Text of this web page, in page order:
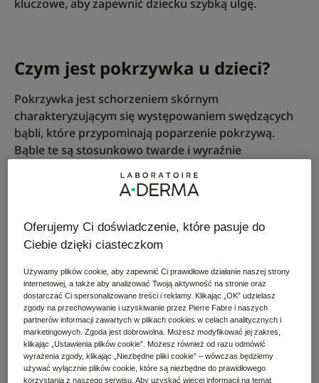
kluczowe, aby zapewnić dziecku szybką ulgę.
Czym jest pokrzywka u dzieci?
Pokrzywka jest schorzeniem skórnym
charakteryzującym się występowaniem swędzących
bąbli, które przypominają poparzenie pokrzywą.
Bąble te są stosunkowo twarde i wyraźnie
zazwyczaj w ciągu 24 godzin. Wielkość bąbli waha się
od kilku milimetrów do kilku centymetrów. Mogą
pojawiać się na różnych częściach ciała. Nazwa
choroby pochodzi właśnie od wyglądu zmian
skórnych, które przypominają poparzenie przez
pokrzywę.
Wyróżnia się dwa główne typy pokrzywki u dzieci:
ostrą oraz przewlekłą. Pokrzywka może występować
w formie ostrej, gdy zmiany skórne pojawiają się i
zanikają w okresie do 6 tygodni, oraz przewlekłej, gdy
objawy utrzymują się dłużej niż 6 tygodni. W
Oferujemy Ci doświadczenie, które pasuje do
Ciebie dzięki ciasteczkom
Używamy plików cookie, aby zapewnić Ci prawidłowe działanie naszej strony
internetowej, a także aby analizować Twoją aktywność na stronie oraz
dostarczać Ci spersonalizowane treści i reklamy. Klikając „OK” udzielasz
zgody na przechowywanie i uzyskiwanie przez Pierre Fabre i naszych
partnerów informacji zawartych w plikach cookies w celach analitycznych i
marketingowych. Zgoda jest dobrowolna. Możesz modyfikować jej zakres,
klikając „Ustawienia plików cookie”. Możesz również od razu odmówić
wyrażenia zgody, klikając „Niezbędne pliki cookie” – wówczas będziemy
używać wyłącznie plików cookie, które są niezbędne do prawidłowego
korzystania z naszego serwisu. Aby uzyskać więcej informacji na temat